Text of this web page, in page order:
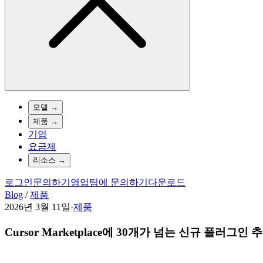
모델 →
제품 →
기업
요금제
리소스 →
로그인문의하기 영업팀에 문의하기 다운로드
Blog / 제품
2026년 3월 11일·제품
Cursor Marketplace에 30개가 넘는 신규 플러그인